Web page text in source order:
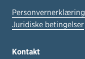
Personvernerklæring
Juridiske betingelser
Kontakt